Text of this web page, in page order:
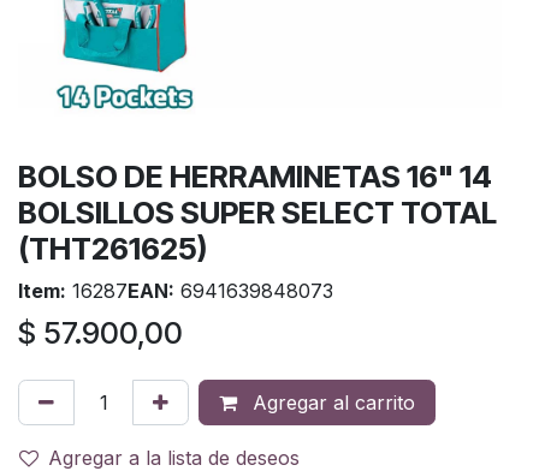
BOLSO DE HERRAMINETAS 16" 14
BOLSILLOS SUPER SELECT TOTAL
(THT261625)
Item: 16287EAN: 6941639848073
$ 57.900,00
Agregar al carrito
Agregar a la lista de deseos